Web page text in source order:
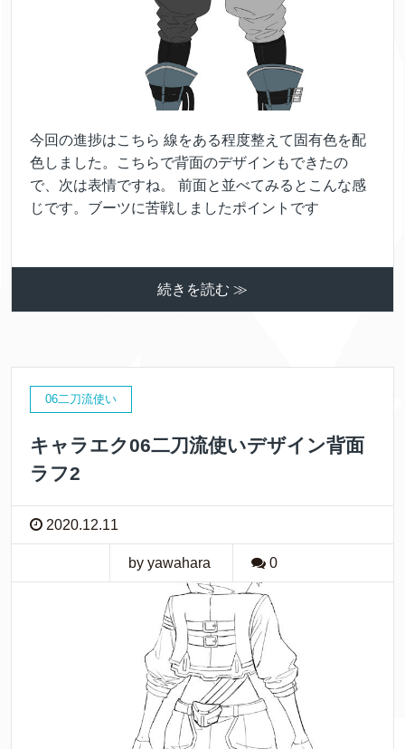
今回の進捗はこちら 線をある程度整えて固有色を配
色しました。こちらで背面のデザインもできたの
で、次は表情ですね。 前面と並べてみるとこんな感
じです。ブーツに苦戦しましたポイントです
続きを読む ≫
06二刀流使い
キャラエク06二刀流使いデザイン背面
ラフ2
2020.12.11
by yawahara 0